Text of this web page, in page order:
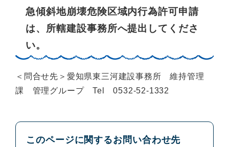
急傾斜地崩壊危険区域内行為許可申請
は、所轄建設事務所へ提出してくださ
い。
＜問合せ先＞愛知県東三河建設事務所 維持管理
課 管理グループ Tel 0532-52-1332
このページに関するお問い合わせ先